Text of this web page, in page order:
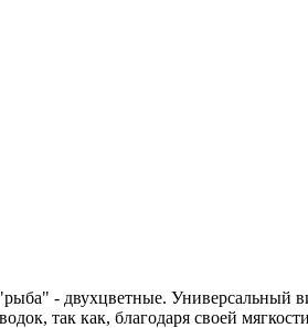
- двухцветные. Универсальный
так как, благодаря своей